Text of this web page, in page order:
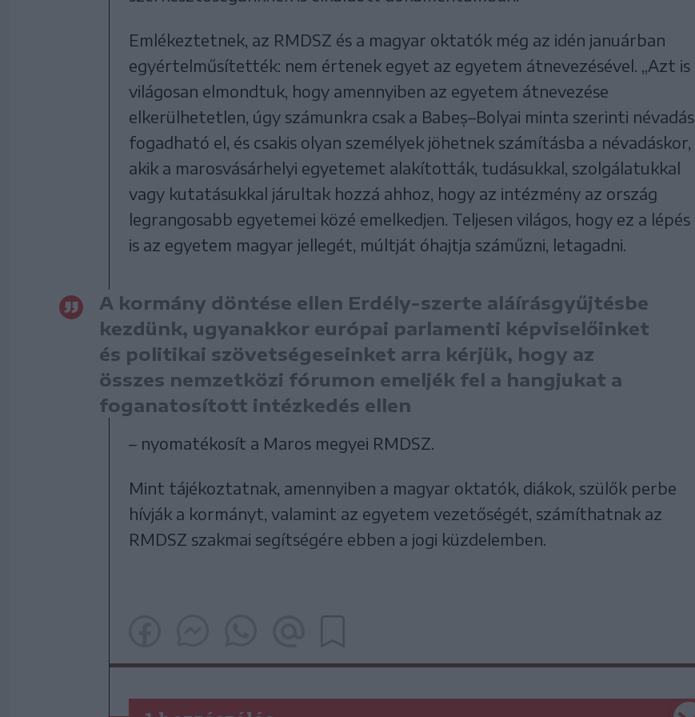
Emlékeztetnek, az RMDSZ és a magyar oktatók még az idén januárban
egyértelműsítették: nem értenek egyet az egyetem átnevezésével. „Azt is
világosan elmondtuk, hogy amennyiben az egyetem átnevezése
elkerülhetetlen, úgy számunkra csak a Babeș–Bolyai minta szerinti névadás
fogadható el, és csakis olyan személyek jöhetnek számításba a névadáskor,
akik a marosvásárhelyi egyetemet alakították, tudásukkal, szolgálatukkal
vagy kutatásukkal járultak hozzá ahhoz, hogy az intézmény az ország
legrangosabb egyetemei közé emelkedjen. Teljesen világos, hogy ez a lépés
is az egyetem magyar jellegét, múltját óhajtja száműzni, letagadni.
A kormány döntése ellen Erdély-szerte aláírásgyűjtésbe
kezdünk, ugyanakkor európai parlamenti képviselőinket
és politikai szövetségeseinket arra kérjük, hogy az
összes nemzetközi fórumon emeljék fel a hangjukat a
foganatosított intézkedés ellen
– nyomatékosít a Maros megyei RMDSZ.
Mint tájékoztatnak, amennyiben a magyar oktatók, diákok, szülők perbe
hívják a kormányt, valamint az egyetem vezetőségét, számíthatnak az
RMDSZ szakmai segítségére ebben a jogi küzdelemben.